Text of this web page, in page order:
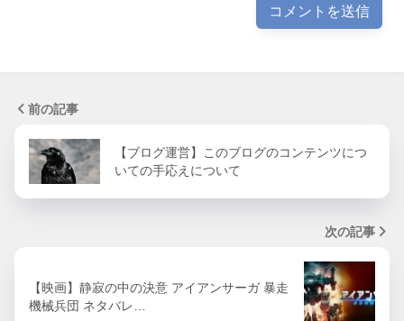
前の記事
【ブログ運営】このブログのコンテンツにつ
いての手応えについて
次の記事
【映画】静寂の中の決意 アイアンサーガ 暴走
機械兵団 ネタバレ…